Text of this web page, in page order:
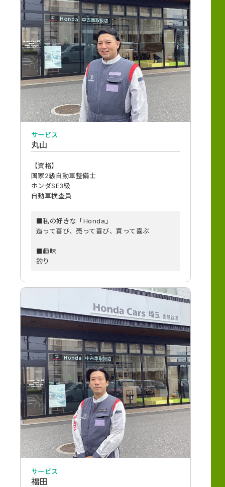
サービス
丸山
【資格】
国家2級自動車整備士
ホンダSE3級
自動車検査員
■私の好きな「Honda」
造って喜び、売って喜び、買って喜ぶ
■趣味
釣り
サービス
福田